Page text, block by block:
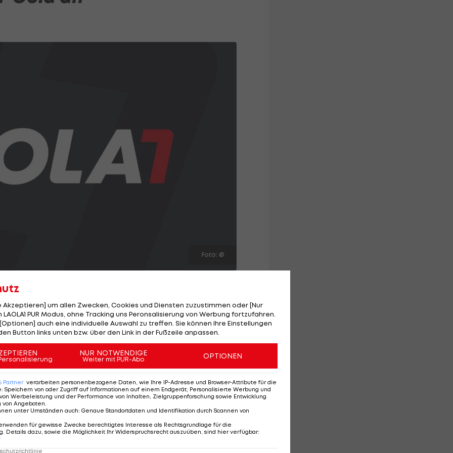
Foto: ©
und Swetlana Romaschina sichert sich mit
197,100 Punkten die Goldmedaille im
eine beeindruckende Serie fort: Seit Sydney 2000
im Synchronschwimmen gewinnen. Silber geht an
Andrea Fuentes Fache (192,900) hauchdünn vor den
Akzeptieren] um allen Zwecken, Cookies und Diensten zuzustimmen oder [Nur
PUR Modus, ohne Tracking uns Peronsalisierung von Werbung fortzufahren.
auch eine individuelle Auswahl zu treffen. Sie können Ihre Einstellungen
Button links unten bzw. über den Link in der Fußzeile anpassen.
NUR NOTWENDIGE
Weiter mit PUR-Abo OPTIONEN
Partner verarbeiten personenbezogene Daten, wie Ihre IP-Adresse und Browser-Attribute für die
: Speichern von oder Zugriff auf Informationen auf einem Endgerät; Personalisierte Werbung und
Werbeleistung und der Performance von Inhalten, Zielgruppenforschung sowie Entwicklung
von Angeboten.
unter Umständen auch: Genaue Standortdaten und Identifikation durch Scannen von
für gewisse Zwecke berechtigtes Interesse als Rechtsgrundlage für die
Details dazu, sowie die Möglichkeit Ihr Widerspruchsrecht auszuüben, sind hier verfügbar: